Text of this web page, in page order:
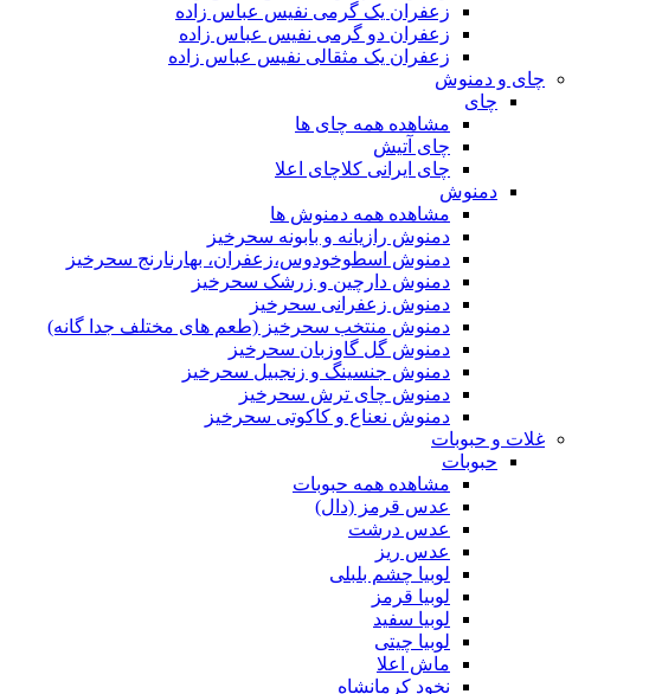
زعفران یک گرمی نفیس عباس زاده
زعفران دو گرمی نفیس عباس زاده
زعفران یک مثقالی نفیس عباس زاده
چای و دمنوش
چای
مشاهده همه چای ها
چای آتیش
چای ایرانی کلاچای اعلا
دمنوش
مشاهده همه دمنوش ها
دمنوش رازیانه و بابونه سحرخیز
دمنوش اسطوخودوس،زعفران، بهارنارنج سحرخیز
دمنوش دارچین و زرشک سحرخیز
دمنوش زعفرانی سحرخیز
دمنوش منتخب سحرخیز (طعم های مختلف جدا گانه)
دمنوش گل گاوزبان سحرخیز
دمنوش جنسینگ و زنجبیل سحرخیز
دمنوش چای ترش سحرخیز
دمنوش نعناع و کاکوتی سحرخیز
غلات و حبوبات
حبوبات
مشاهده همه حبوبات
عدس قرمز (دال)
عدس درشت
عدس ریز
لوبیا چشم بلبلی
لوبیا قرمز
لوبیا سفید
لوبیا چیتی
ماش اعلا
نخود کرمانشاه